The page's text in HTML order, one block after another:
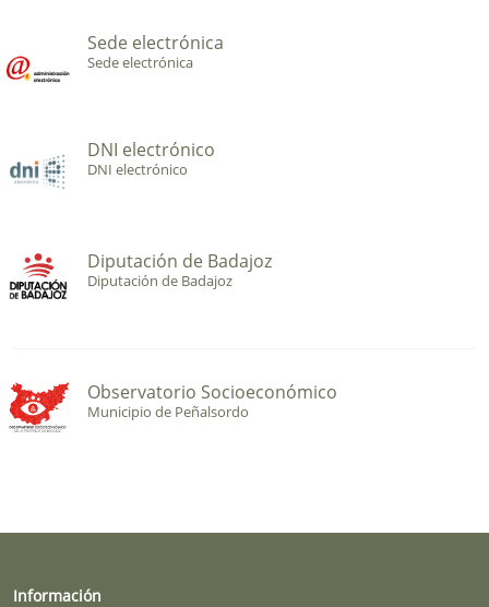
Sede electrónica
Sede electrónica
DNI electrónico
DNI electrónico
Diputación de Badajoz
Diputación de Badajoz
Observatorio Socioeconómico
Municipio de Peñalsordo
Información